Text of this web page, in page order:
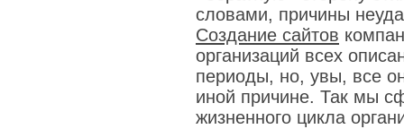
словами, причины
Создание сайтов
организаций всех
периоды, но, увы, все
иной причине. Так мы
жизненного цикла